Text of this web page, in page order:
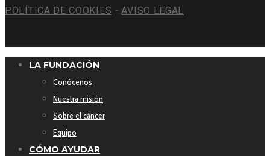
POLÍTICA DE COOKIES -AVISO LEGAL
LA FUNDACIÓN
Conócenos
Nuestra misión
Sobre el cáncer
Equipo
CÓMO AYUDAR